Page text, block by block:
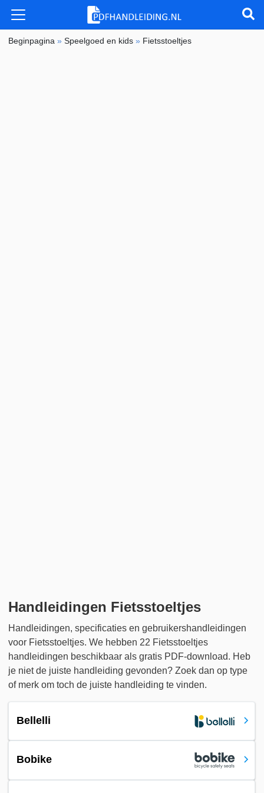
Beginpagina »Speelgoed en kids » Fietsstoeltjes
Handleidingen Fietsstoeltjes
Handleidingen, specificaties en gebruikershandleidingen
voor Fietsstoeltjes. We hebben 22 Fietsstoeltjes
handleidingen beschikbaar als gratis PDF-download. Heb
je niet de juiste handleiding gevonden? Zoek dan op type
of merk om toch de juiste handleiding te vinden.
Bellelli
Bobike